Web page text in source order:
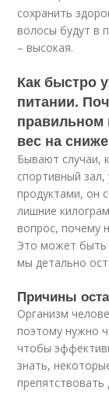
сохранить
волосы будут в
– высокая.
Как быстро
питании.
правильном
вес на
Бывают случаи,
спортивный
продуктами, он
лишние
вопрос, почему
Это может быть
мы детально
Причины
Организм
поэтому нужно
чтобы
знать,
препятствовать